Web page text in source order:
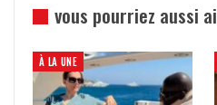
vous pourriez aussi
À LA UNE